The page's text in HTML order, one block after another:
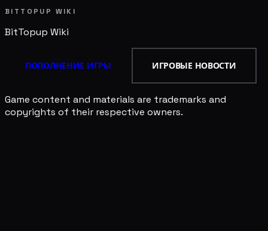
BITTOPUP WIKI
BitTopup Wiki
ПОПОЛНЕНИЕ ИГРЫ ИГРОВЫЕ НОВОСТИ
Game content and materials are trademarks and
copyrights of their respective owners.